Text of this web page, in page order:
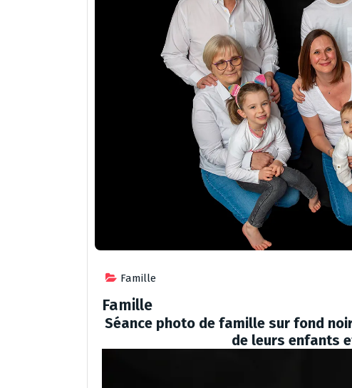
Famille
Famille
Séance photo de famille sur fond
de leurs enfants